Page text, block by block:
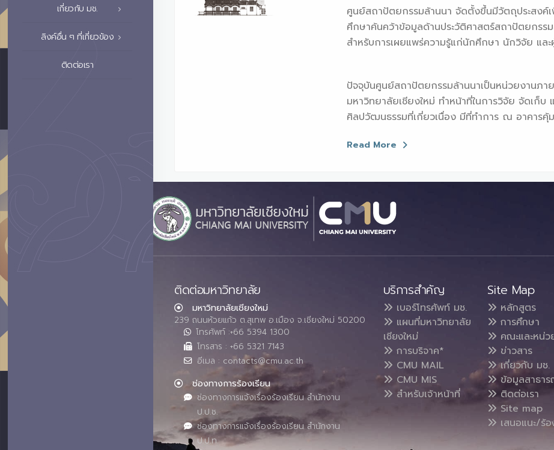
เกี่ยวกับ มช.
ลิงค์อื่น ๆ ที่เกี่ยวข้อง
ติดต่อเรา
ศูนย์สถาปัตยกรรมล้านนา จัดตั้งขึ้นมีวัตถุประสงค์
ศึกษาค้นคว้าข้อมูลด้านประวัติศาสตร์สถาปัตยกร
สำหรับการเผยแพร่ความรู้แก่นักศึกษา นักวิจัย แ
ปัจจุบันศูนย์สถาปัตยกรรมล้านนาเป็นหน่วยงานภ
มหาวิทยาลัยเชียงใหม่ ทำหน้าที่ในการวิจัย จัดเก็
ศิลปวัฒนธรรมที่เกี่ยวเนื่อง มีที่ทำการ ณ อาคารคุ้
Read More
ติดต่อมหาวิทยาลัย
มหาวิทยาลัยเชียงใหม่
239 ถนนห้วยแก้ว ต.สุเทพ อ.เมือง จ.เชียงใหม่ 50200
โทรศัพท์ :+66 5394 1300
โทรสาร : +66 5321 7143
อีเมล : contacts@cmu.ac.th
ช่องทางการร้องเรียน
ช่องทางการแจ้งเรื่องร้องเรียน สำนักงาน
ป.ป.ช.
ช่องทางการแจ้งเรื่องร้องเรียน สำนักงาน
ป.ป.ท.
บริการสำคัญ
เบอร์โทรศัพท์ มช.
แผนที่มหาวิทยาลัย
เชียงใหม่
การบริจาค*
CMU MAIL
CMU MIS
สำหรับเจ้าหน้าที่
Site Map
หลักสูตร
การศึกษา
คณะและหน่ว
ข่าวสาร
เกี่ยวกับ มช.
ข้อมูลสาธาร
ติดต่อเรา
Site map
เสนอแนะ/ร้อ